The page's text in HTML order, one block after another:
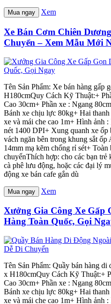
Mua ngay Xem
Xe Bán Cơm Chiên
Chuyển – Xem Mẫu Mới
Tên Sản Phẩm: Xe bán hàng gấp
H180cmQuy Cách Kỹ Thuật:+
Cao 30cm+ Phần xe : Ngang
Bánh xe chịu lực 80kg+ Hai
xe và mái che cao 1m+ Hình ảnh
nét 1400 DPI+ Xung quanh xe ốp
vách ngăn bên trong khung sắt
14mm mạ kẽm chống rỉ sét+
chuyểnThích hợp: cho các bạn trẻ
cà phê lưu động, hoặc các đại lý
động xe bán cafe gắn dù
Mua ngay Xem
Xưởng Gia Công Xe Gấp
Hàng Toàn Quốc, Gọi
Tên Sản Phẩm: Quầy bán hàng
x H180cmQuy Cách Kỹ Thuật:+
Cao 30cm+ Phần xe : Ngang
Bánh xe chịu lực 80kg+ Hai
xe và mái che cao 1m+ Hình ảnh